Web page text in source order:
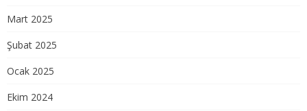
Mart 2025
Şubat 2025
Ocak 2025
Ekim 2024